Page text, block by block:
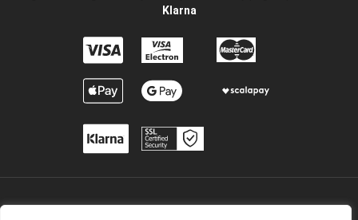
Klarna
2009 / ©2025 Camisetaspersonalizadas.com. Todos los derechos